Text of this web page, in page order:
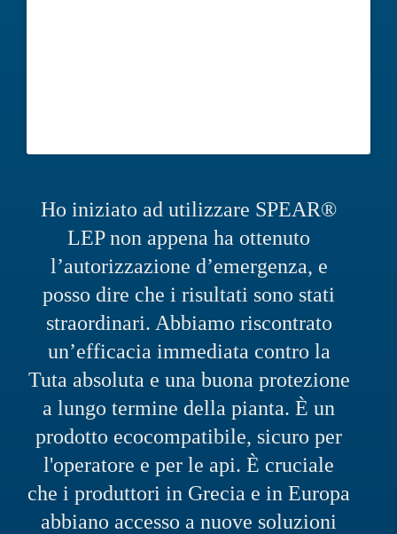
Ho iniziato ad utilizzare SPEAR®
LEP non appena ha ottenuto
l’autorizzazione d’emergenza, e
posso dire che i risultati sono stati
straordinari. Abbiamo riscontrato
un’efficacia immediata contro la
Tuta absoluta e una buona protezione
a lungo termine della pianta. È un
prodotto ecocompatibile, sicuro per
l'operatore e per le api. È cruciale
che i produttori in Grecia e in Europa
abbiano accesso a nuove soluzioni